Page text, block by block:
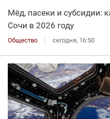
Мёд, пасеки и субсидии:
Сочи в 2026 году
Общество сегодня, 16:50